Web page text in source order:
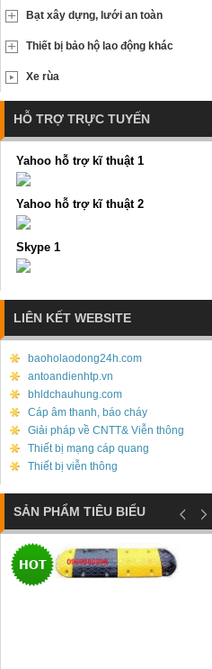
Bạt xây dựng, lưới an toàn
Thiết bị bảo hộ lao động khác
Xe rùa
HỖ TRỢ TRỰC TUYẾN
Yahoo hỗ trợ kĩ thuật 1
Yahoo hỗ trợ kĩ thuật 2
Skype 1
LIÊN KẾT WEBSITE
baoholaodong24h.com
antoandienhtp.vn
bhldchauhung.com
Cáp âm thanh, báo cháy
Giải pháp về CNTT& Viễn thông
Thiết bị mạng cáp quang
Thiết bị viễn thông
SẢN PHẨM TIÊU BIỂU